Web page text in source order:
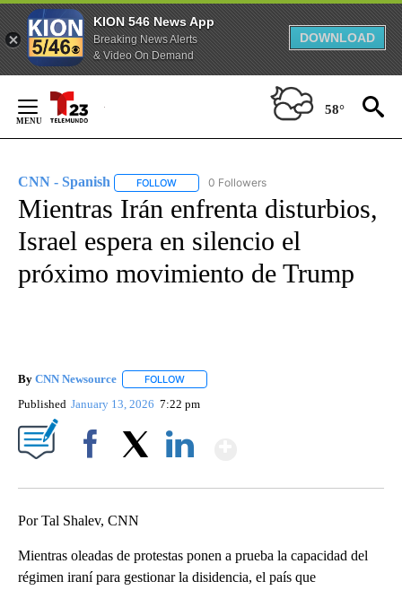
KION 546 News App
Breaking News Alerts
& Video On Demand
DOWNLOAD
Content
58°
CNN - Spanish FOLLOW FOLLOW "CNN - SPANISH" TO RECEIVE
0 Followers
Mientras Irán enfrenta disturbios,
Israel espera en silencio el
próximo movimiento de Trump
By CNN Newsource FOLLOW
Published January 13, 2026 7:22 pm
Por Tal Shalev, CNN
Mientras oleadas de protestas ponen a prueba la capacidad del
régimen iraní para gestionar la disidencia, el país que